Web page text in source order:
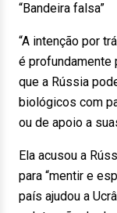
“Bandeira falsa”
“A intenção por
é profundamente
que a Rússia
biológicos com
ou de apoio a
Ela acusou a
para “mentir e
país ajudou a